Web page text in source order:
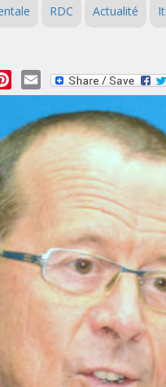
RDC Actualité
Pinterest
Email